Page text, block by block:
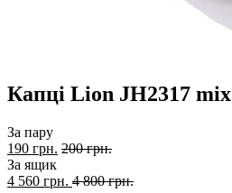
Капці Lion JH2317 mix
За пару
190 грн. 200 грн.
За ящик
4 560 грн. 4 800 грн.